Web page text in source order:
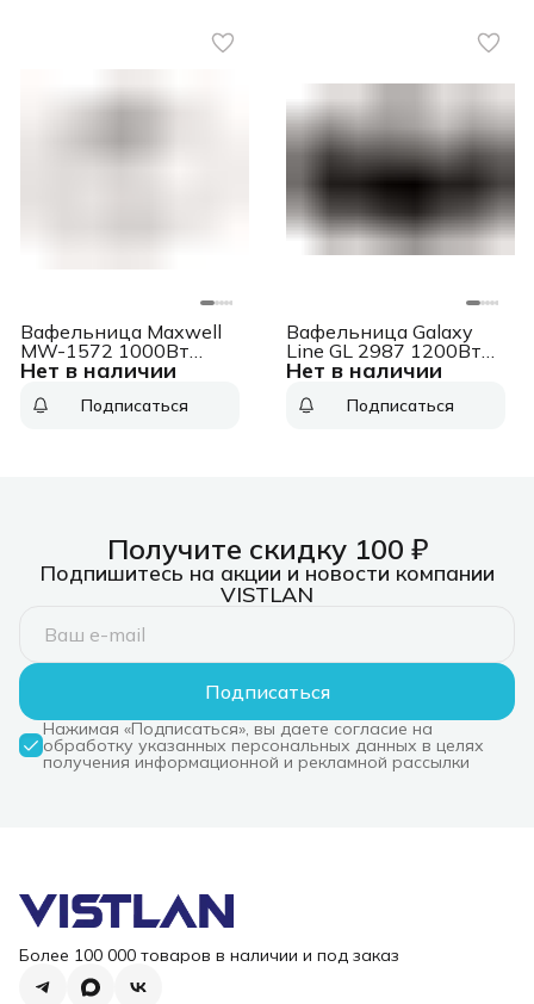
Нет в наличии
Вафельница Maxwell
MW-1572 1000Вт
белый
Подписаться
Нет в наличии
Вафельница Galaxy
Line GL 2987 1200Вт
черный
Подписаться
Получите скидку 100 ₽
Подпишитесь на акции и новости компании
VISTLAN
Подписаться
Нажимая «Подписаться», вы даете согласие на
обработку указанных персональных данных в целях
получения информационной и рекламной рассылки
Более 100 000 товаров в наличии и под заказ